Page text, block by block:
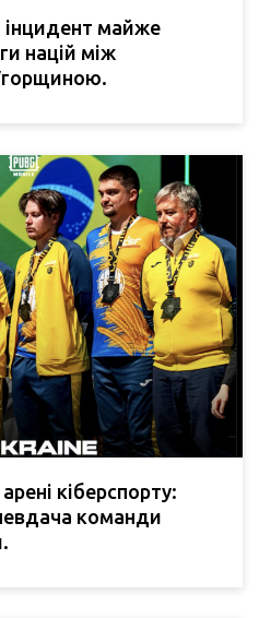
інцидент майже
націй між
кіберспорту:
команди